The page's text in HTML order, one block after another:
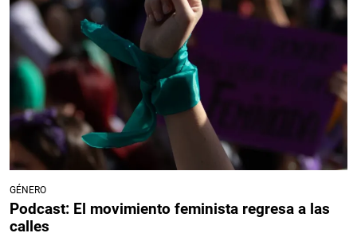
GÉNERO
Podcast: El movimiento feminista regresa a las
calles